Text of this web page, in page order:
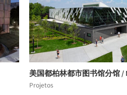
美国都柏林都市图书馆分馆 /
Projetos